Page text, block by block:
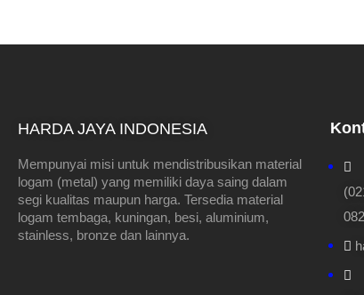
HARDA JAYA INDONESIA
Mempunyai misi untuk mendistribusikan material
logam (metal) yang memiliki daya saing dalam
segi kualitas maupun harga. Tersedia material
logam tembaga, kuningan, besi, aluminium,
stainless, bronze dan lainnya.